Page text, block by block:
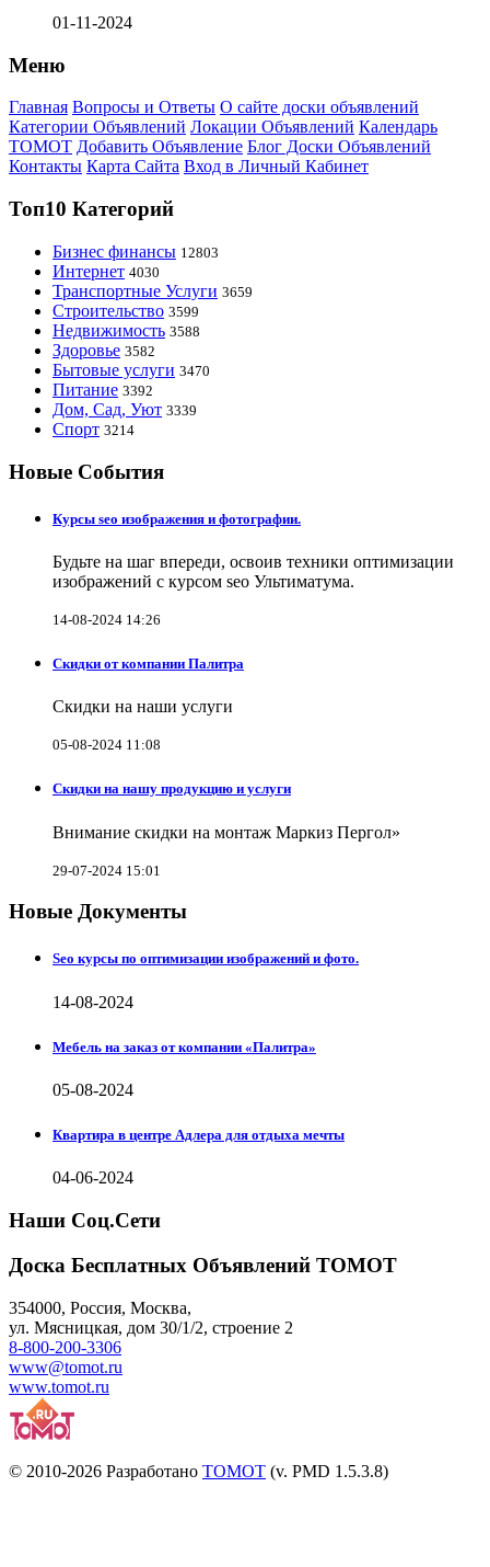
01-11-2024
Меню
Главная Вопросы и Ответы О сайте доски объявлений
Категории Объявлений Локации Объявлений Календарь
ТОМОТ Добавить Объявление Блог Доски Объявлений
Контакты Карта Сайта Вход в Личный Кабинет
Топ10 Категорий
Бизнес финансы 12803
Интернет 4030
Транспортные Услуги 3659
Строительство 3599
Недвижимость 3588
Здоровье 3582
Бытовые услуги 3470
Питание 3392
Дом, Сад, Уют 3339
Спорт 3214
Новые События
Курсы seo изображения и фотографии.
Будьте на шаг впереди, освоив техники оптимизации
изображений с курсом seo Ультиматума.
14-08-2024 14:26
Скидки от компании Палитра
Скидки на наши услуги
05-08-2024 11:08
Скидки на нашу продукцию и услуги
Внимание скидки на монтаж Маркиз Пергол»
29-07-2024 15:01
Новые Документы
Seo курсы по оптимизации изображений и фото.
14-08-2024
Мебель на заказ от компании «Палитра»
05-08-2024
Квартира в центре Адлера для отдыха мечты
04-06-2024
Наши Соц.Сети
Доска Бесплатных Объявлений ТОМОТ
354000, Россия, Москва,
ул. Мясницкая, дом 30/1/2, строение 2
8-800-200-3306
www@tomot.ru
www.tomot.ru
© 2010-2026 Разработано TOMOT (v. PMD 1.5.3.8)